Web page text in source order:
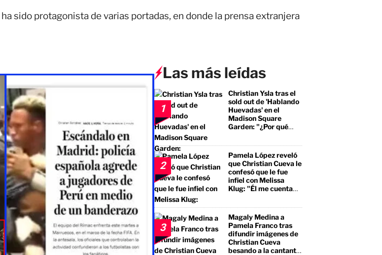
ha sido protagonista de varias portadas, en donde la prensa extranjera
Las más leídas
1
Christian Ysla tras el
sold out de 'Hablando
Huevadas' en el
Madison Square
Garden: "¿Por qué
2
Pamela López reveló
que Christian Cueva le
confesó que le fue
infiel con Melissa
Klug: "Él me cuenta
3
Magaly Medina a
Pamela Franco tras
difundir imágenes de
Christian Cueva
besando a la cantante: